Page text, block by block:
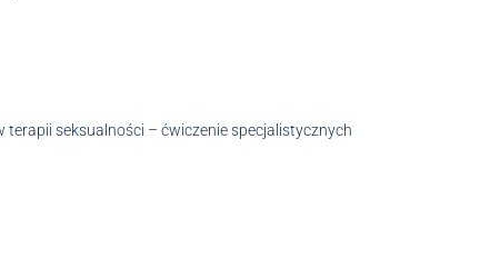
seksualności – ćwiczenie specjalistycznych